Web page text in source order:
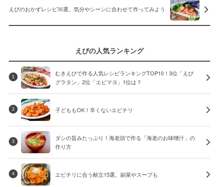
えびのおかずレシピ36選。気分やシーンに合わせて作ってみよう
えびの人気ランキング
1
むきえびで作る人気レシピランキングTOP10！3位「えび
グラタン」2位「エビマヨ」1位は？
2 子どももOK！辛くないエビチリ
3
ダシの旨みたっぷり！海老頭で作る「海老のお味噌汁」の
作り方
4 エビチリに合う献立15選。副菜やスープも